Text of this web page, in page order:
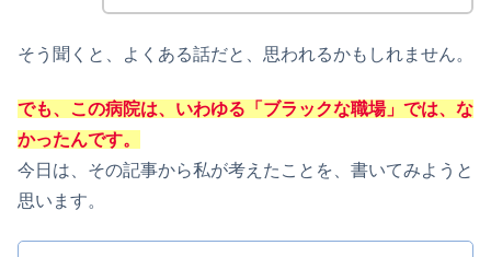
そう聞くと、よくある話だと、思われるかもしれません。
でも、この病院は、いわゆる「ブラックな職場」では、な
かったんです。
今日は、その記事から私が考えたことを、書いてみようと
思います。